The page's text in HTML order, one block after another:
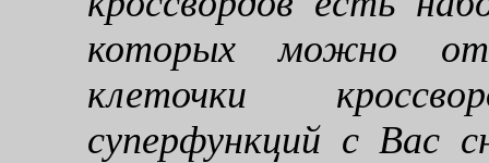
которых можно
клеточки
суперфункций с Вас